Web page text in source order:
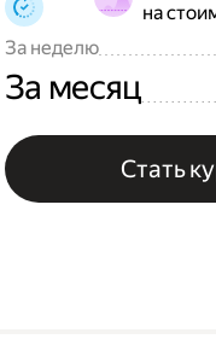
на
За неделю
За месяц
Стать